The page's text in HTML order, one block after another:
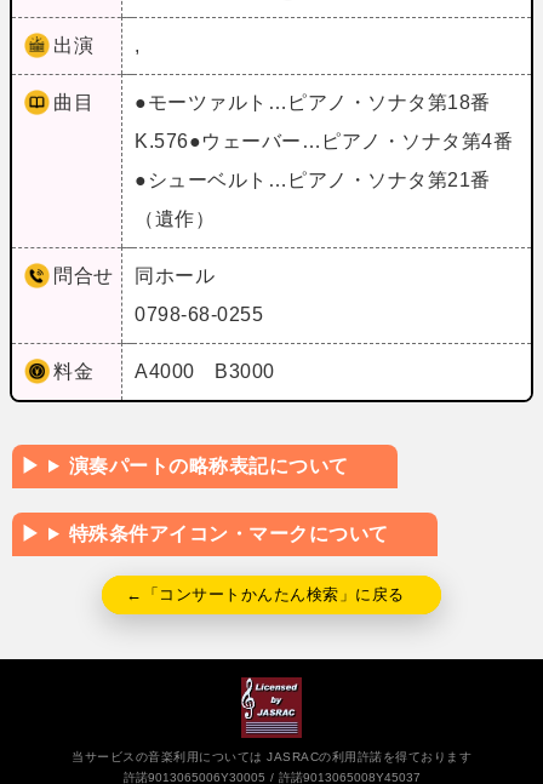
出演 ,
曲目
●モーツァルト…ピアノ・ソナタ第18番
K.576●ウェーバー…ピアノ・ソナタ第4番
●シューベルト…ピアノ・ソナタ第21番
（遺作）
問合せ
同ホール
0798-68-0255
料金 A4000 B3000
演奏パートの略称表記について
特殊条件アイコン・マークについて
←「コンサートかんたん検索」に戻る
当サービスの音楽利用については JASRACの利用許諾を得ております
許諾9013065006Y30005
許諾9013065008Y45037